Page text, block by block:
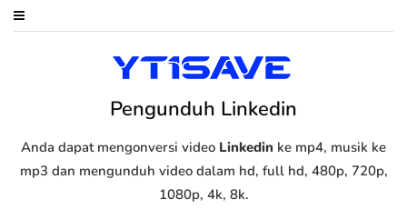
Pengunduh Linkedin
Anda dapat mengonversi video Linkedin ke mp4, musik ke
mp3 dan mengunduh video dalam hd, full hd, 480p, 720p,
1080p, 4k, 8k.